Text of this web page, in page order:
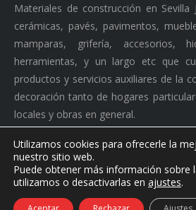
opens
in
new
window
opens
in
new
window
opens
in
new
window
Materiales de construcción en Sevilla
cerámicas, pavés, pavimentos,
mamparas, grifería, accesorios,
herramientas, y un largo etc que
productos y servicios auxiliares de la
decoración tanto de hogares
locales y obras en general.
Ⓒ 2026 Polvero Josele. Todos los
Desarrollado porDoblerc
footer
Utilizamos cookies para ofrecerle la
nuestro sitio web.
Puede obtener más información sobre
utilizamos o desactivarlas en ajustes.